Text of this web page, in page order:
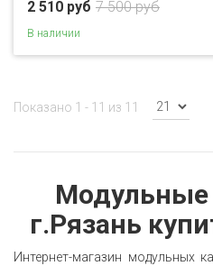
7 500 руб
2 510 руб
В наличии
Показано 1 - 11 из 11
Модульные
г.Рязань
Интернет-магазин модульных